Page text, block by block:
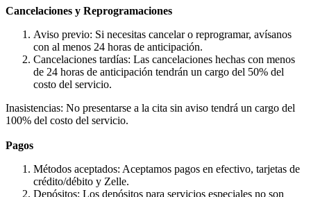
Cancelaciones y Reprogramaciones
Aviso previo: Si necesitas cancelar o reprogramar, avísanos
con al menos 24 horas de anticipación.
Cancelaciones tardías: Las cancelaciones hechas con menos
de 24 horas de anticipación tendrán un cargo del 50% del
costo del servicio.
Inasistencias: No presentarse a la cita sin aviso tendrá un cargo del
100% del costo del servicio.
Pagos
Métodos aceptados: Aceptamos pagos en efectivo, tarjetas de
crédito/débito y Zelle.
Depósitos: Los depósitos para servicios especiales no son